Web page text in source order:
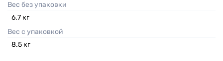
Вес без упаковки
6.7 кг
Вес с упаковкой
8.5 кг